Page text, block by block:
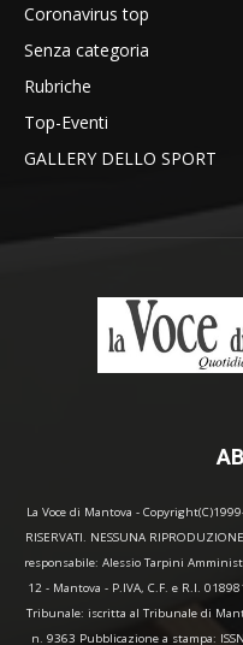
Coronavirus top
Senza categoria
Rubriche
Top-Eventi
GALLERY DELLO SPORT
La Voce di Mantova -
RISERVATI. NESSUNA
responsabile: Alessio Tarpini
12 - Mantova - P.IVA, C.F. e R.I.
Tribunale: iscritta al Tribunale di
n. 9363 Pubblicazione a stampa: